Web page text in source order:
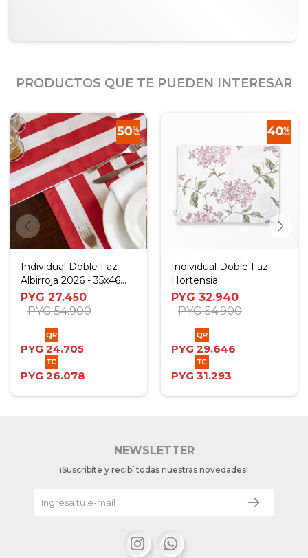
PRODUCTOS QUE TE PUEDEN INTERESAR
Individual Doble Faz
Albirroja 2026 - 35x46
cm
PYG 27.450
PYG 54.900
PYG 24.705
PYG 26.078
Individual Doble Faz -
Hortensia
PYG 32.940
PYG 54.900
PYG 29.646
PYG 31.293
NEWSLETTER
¡Suscribite y recibí todas nuestras novedades!
 